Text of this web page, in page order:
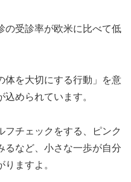
の受診率が欧米に比べて低
体を大切にする行動」を意
められています。
フチェックをする、ピンク
るなど、小さな一歩が自分
ますよ。